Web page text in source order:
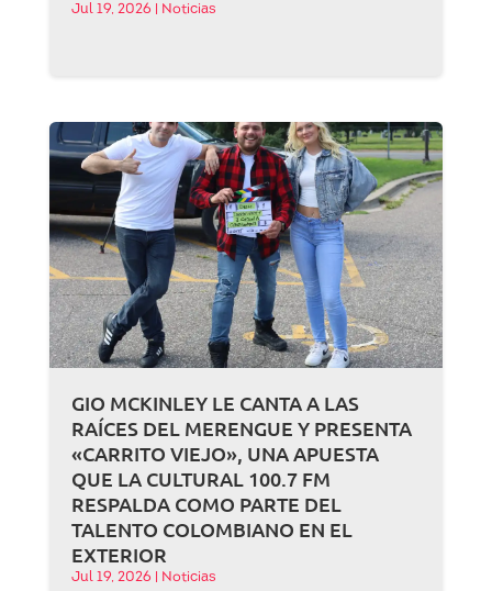
Jul 19, 2026 Noticias
GIO MCKINLEY LE CANTA A LAS
RAÍCES DEL MERENGUE Y PRESENTA
«CARRITO VIEJO», UNA APUESTA
QUE LA CULTURAL 100.7 FM
RESPALDA COMO PARTE DEL
TALENTO COLOMBIANO EN EL
EXTERIOR
Jul 19, 2026 Noticias